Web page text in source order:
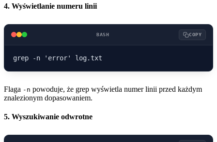
4. Wyświetlanie numeru linii
BASH COPY
Flaga -n powoduje, że grep wyświetla numer linii przed każdym
znalezionym dopasowaniem.
5. Wyszukiwanie odwrotne